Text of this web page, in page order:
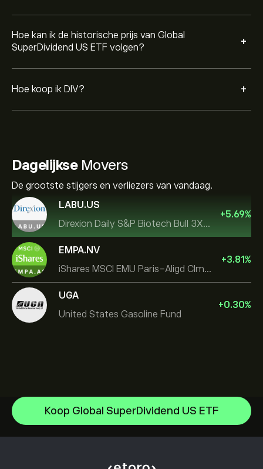
Hoe kan ik de historische prijs van Global
SuperDividend US ETF volgen?
+
Hoe koop ik DIV? +
DagelijkseMovers
De grootste stijgers en verliezers van vandaag.
LABU.US
Direxion Daily S&P Biotech Bull 3X ETF
+5.69%
EMPA.NV
iShares MSCI EMU Paris-Aligd Clmt UCITS ETF EUR A
+3.81%
UGA
United States Gasoline Fund
+0.30%
Koop Global SuperDividend US ETF
Invesco S&P 500 Equal Weight ETF
iShares $ Treasury Bond 0-1yr UCITS ETF